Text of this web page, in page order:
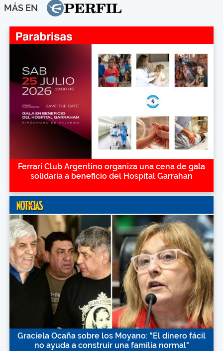
MÁS EN
Ferrari Club Argentino organiza una cena de gala
solidaria a beneficio del Hospital Garrahan
Graciela Ocaña sobre los Moyano: "El dinero fácil
no ayuda a construir una familia normal"